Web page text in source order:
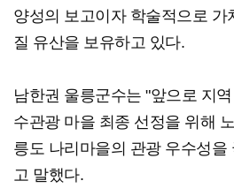
양성의 보고이자 학술적으로 가
질 유산을 보유하고 있다.
남한권 울릉군수는 "앞으로 지
수관광 마을 최종 선정을 위해
릉도 나리마을의 관광 우수성을
고 말했다.